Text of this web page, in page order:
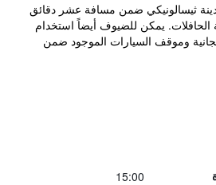
ثيسالونيكي ضمن مسافة عشر دقائق
يمكن للضيوف أيضاً استخدام
وموقف السيارات الموجود ضمن
15:00